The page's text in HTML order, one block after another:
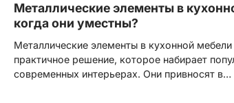
Металлические элементы в
когда они уместны?
Металлические элементы в кухонной
практичное решение, которое набирает
современных интерьерах. Они привносят в…